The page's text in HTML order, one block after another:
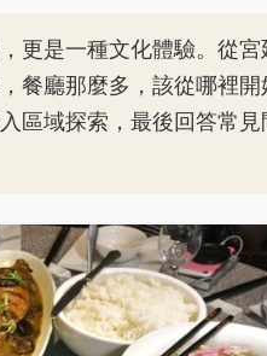
更是一種文化體驗。從
餐廳那麼多，該從哪裡
區域探索，最後回答常